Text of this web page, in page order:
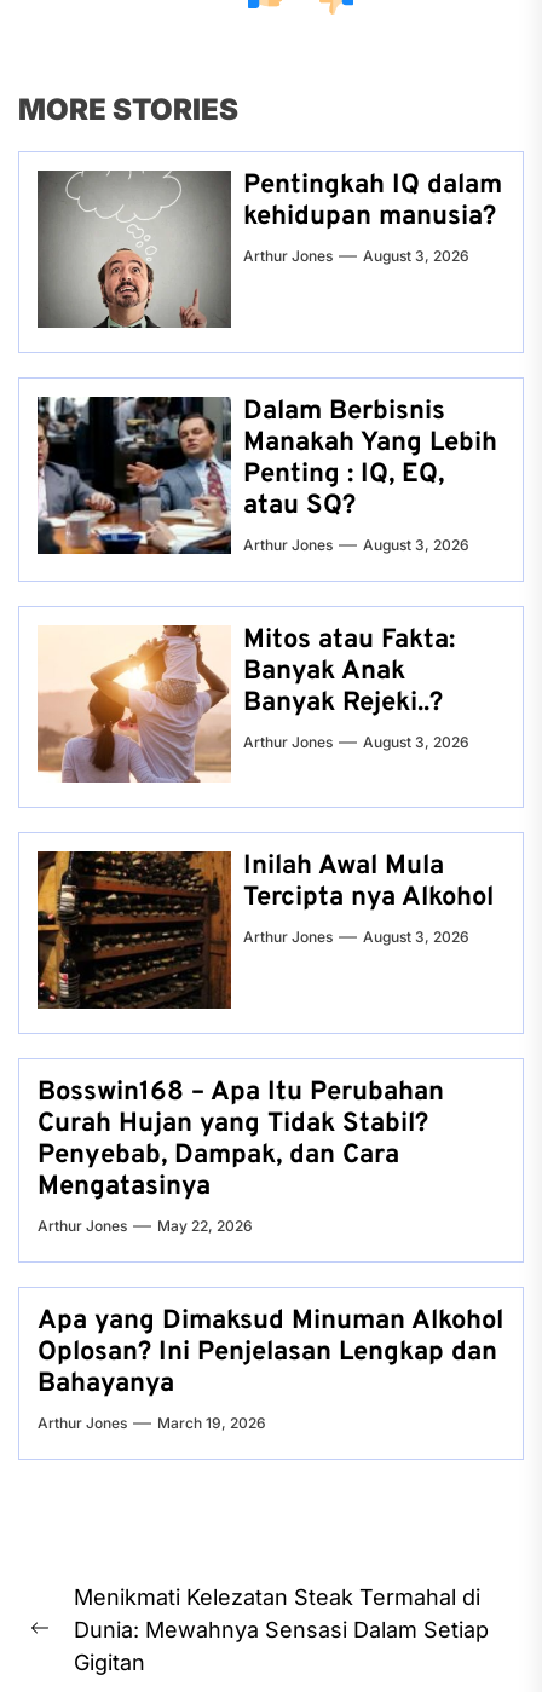
MORE STORIES
Pentingkah IQ dalam
kehidupan manusia?
Arthur Jones August 3, 2026
Dalam Berbisnis
Manakah Yang Lebih
Penting : IQ, EQ,
atau SQ?
Arthur Jones August 3, 2026
Mitos atau Fakta:
Banyak Anak
Banyak Rejeki..?
Arthur Jones August 3, 2026
Inilah Awal Mula
Tercipta nya Alkohol
Arthur Jones August 3, 2026
Bosswin168 – Apa Itu Perubahan
Curah Hujan yang Tidak Stabil?
Penyebab, Dampak, dan Cara
Mengatasinya
Arthur Jones May 22, 2026
Apa yang Dimaksud Minuman Alkohol
Oplosan? Ini Penjelasan Lengkap dan
Bahayanya
Arthur Jones March 19, 2026
navigation
Previous
post:
Menikmati Kelezatan Steak Termahal di
Dunia: Mewahnya Sensasi Dalam Setiap
Gigitan